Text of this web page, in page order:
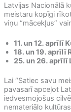
Latvijas Nacionālā
meistaru kopīgi
viņu “mācekļus”
11. un 12. aprīlī
18. un 19. aprīlī
25. un 26. aprīlī
Lai “Satiec savu
pavasarī apceļot
iedvesmojošus
nemateriālo